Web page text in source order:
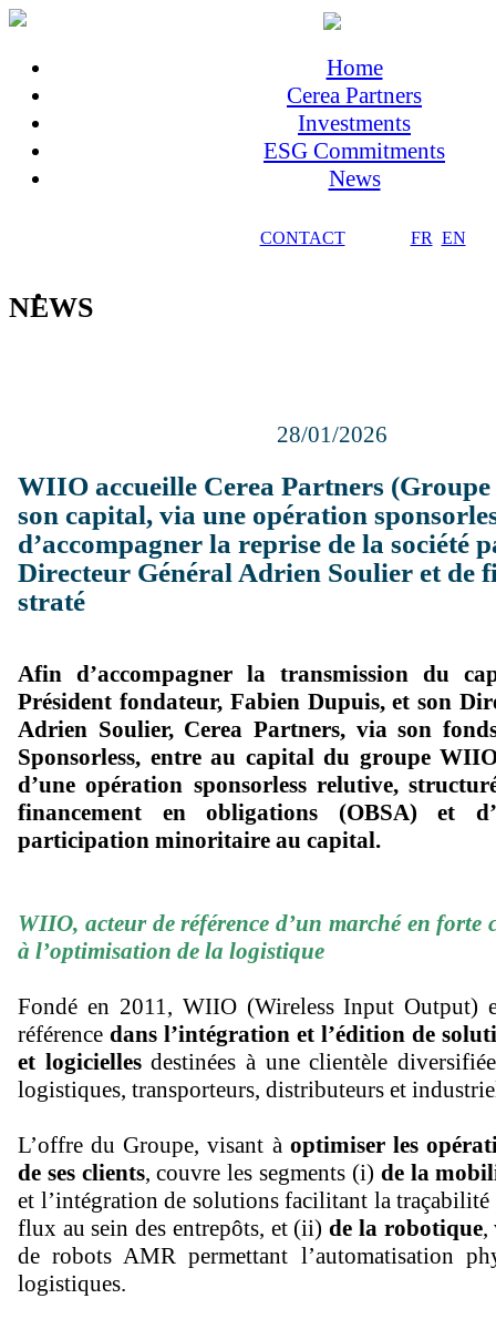
Home
Cerea Partners
Investments
ESG Commitments
News
CONTACT FR EN
NEWS
28/01/2026
WIIO accueille Cerea Partners (Groupe
son capital, via une opération
d’accompagner la reprise de la société
Directeur Général Adrien Soulier et de
straté
Afin d’accompagner la transmission du
Président fondateur, Fabien Dupuis, et son
Adrien Soulier, Cerea Partners, via son
Sponsorless, entre au capital du groupe
d’une opération sponsorless relutive,
financement en obligations (OBSA) et
participation minoritaire au capital.
WIIO, acteur de référence d’un marché en forte
à l’optimisation de la logistique
Fondé en 2011, WIIO (Wireless Input Output)
référence dans l’intégration et l’édition de
et logiciellesdestinées à une clientèle
logistiques, transporteurs, distributeurs et
L’offre du Groupe, visant à optimiser les
de ses clients, couvre les segments (i) de la
et l’intégration de solutions facilitant la traçabilité
flux au sein des entrepôts, et (ii)de la robotique,
de robots AMR permettant l’automatisation
logistiques.